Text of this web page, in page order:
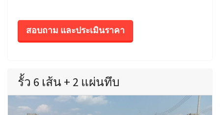
สอบถาม และประเมินราคา
รั้ว 6 เส้น + 2 แผ่นทึบ